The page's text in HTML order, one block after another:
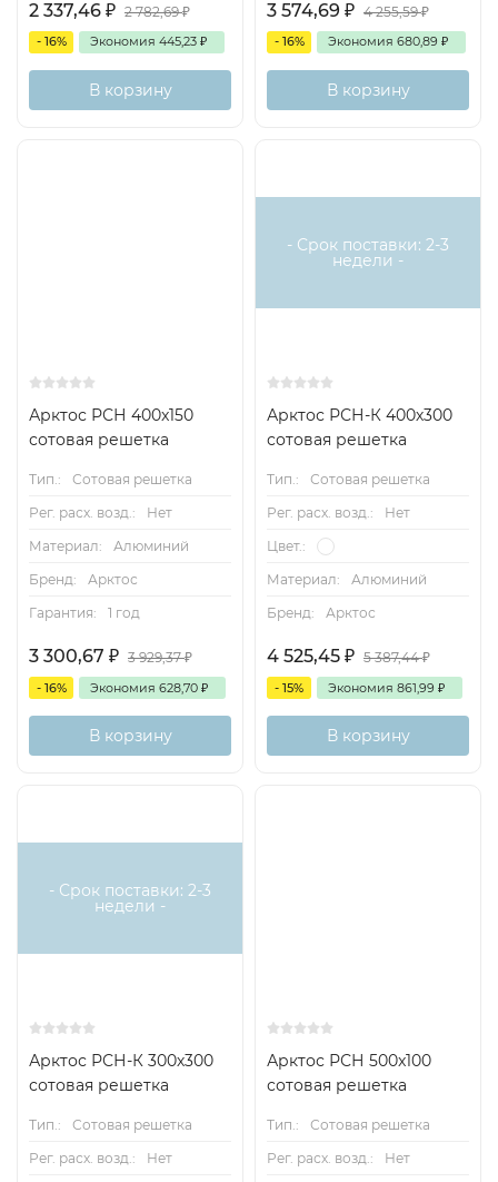
2 337,46 ₽ 2 782,69₽
- 16% Экономия 445,23 ₽
В корзину
3 574,69 ₽ 4 255,59₽
- 16% Экономия 680,89 ₽
В корзину
Арктос РСН 400x150
сотовая решетка
Тип.:
Сотовая решетка
Рег. расх. возд.:
Нет
Материал:
Алюминий
Бренд:
Арктос
Гарантия:
1 год
3 300,67 ₽ 3 929,37₽
- 16% Экономия 628,70 ₽
В корзину
- Срок поставки: 2-3
недели -
Арктос РСН-К 400х300
сотовая решетка
Тип.:
Сотовая решетка
Рег. расх. возд.:
Нет
Цвет.:
Материал:
Алюминий
Бренд:
Арктос
4 525,45 ₽ 5 387,44₽
- 15% Экономия 861,99 ₽
В корзину
- Срок поставки: 2-3
недели -
Арктос РСН-К 300х300
сотовая решетка
Тип.:
Сотовая решетка
Рег. расх. возд.:
Нет
Арктос РСН 500x100
сотовая решетка
Тип.:
Сотовая решетка
Рег. расх. возд.:
Нет